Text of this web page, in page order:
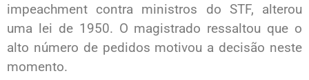
impeachment contra ministros do STF, alterou
uma lei de 1950. O magistrado ressaltou que o
alto número de pedidos motivou a decisão neste
momento.